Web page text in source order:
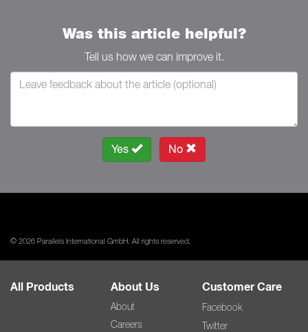
Was this article helpful?
Tell us how we can improve it.
Yes No
© 2026 Parallels International GmbH. All rights reserved.
All Products About Us
About
Careers
Customer Care
Facebook
Twitter